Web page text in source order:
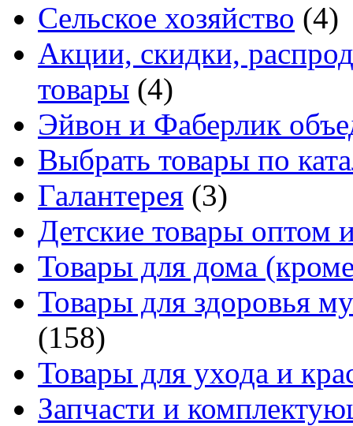
Сельское хозяйство (4)
Акции, скидки,
товары (4)
Эйвон и Фаберлик
Выбрать товары по
Галантерея (3)
Детские товары оптом
Товары для дома
Товары для здоровья
(158)
Товары для ухода и
Запчасти и